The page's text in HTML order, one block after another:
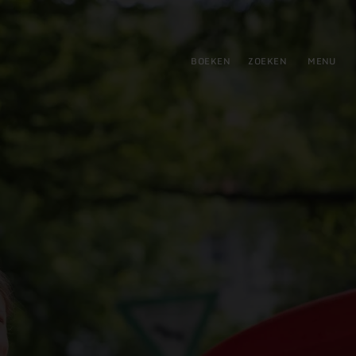
BOEKEN ZOEKEN MENU